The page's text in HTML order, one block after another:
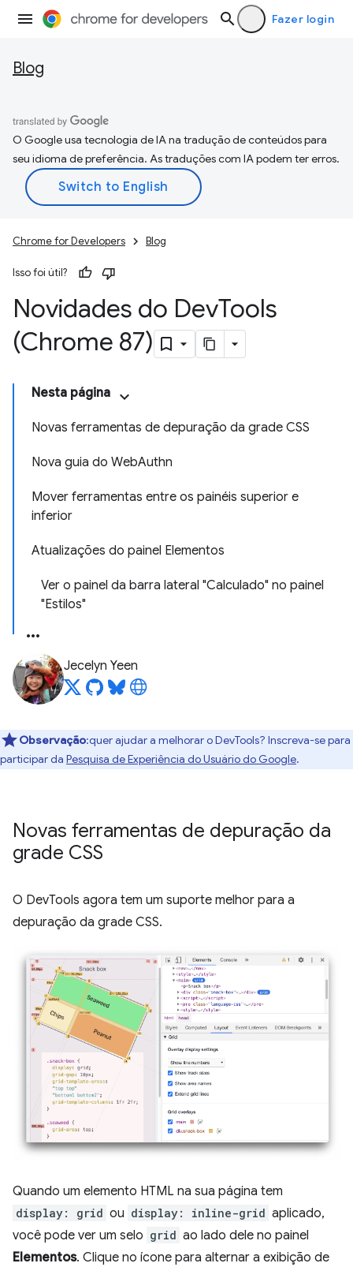
Fazer login
Blog
O Google usa tecnologia de IA na tradução de conteúdos para
seu idioma de preferência. As traduções com IA podem ter erros.
Chrome for Developers Blog
Isso foi útil?
Novidades do DevTools
(Chrome 87)
Nesta página
Novas ferramentas de depuração da grade CSS
Nova guia do WebAuthn
Mover ferramentas entre os painéis superior e
inferior
Atualizações do painel Elementos
Ver o painel da barra lateral "Calculado" no painel
"Estilos"
Jecelyn Yeen
Observação:quer ajudar a melhorar o DevTools? Inscreva-se para
participar da Pesquisa de Experiência do Usuário do Google.
Novas ferramentas de depuração da
grade CSS
O DevTools agora tem um suporte melhor para a
depuração da grade CSS.
Quando um elemento HTML na sua página tem
display: grid ou display: inline-grid aplicado,
você pode ver um selo grid ao lado dele no painel
Elementos. Clique no ícone para alternar a exibição de